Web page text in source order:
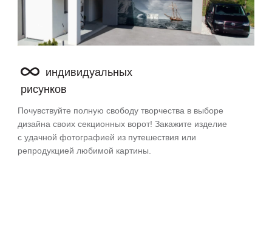
индивидуальных
рисунков
Почувствуйте полную свободу творчества в выборе
дизайна своих секционных ворот! Закажите изделие
с удачной фотографией из путешествия или
репродукцией любимой картины.